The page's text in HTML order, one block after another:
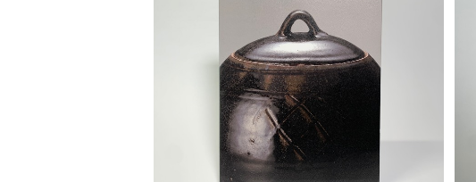
「東と西の出会い 生誕125年 バーナード・
リーチ」展図録
¥1,500